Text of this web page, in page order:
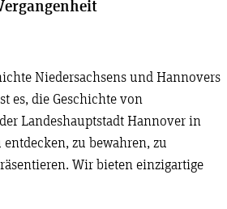
Niedersachsens und Hannovers
es, die Geschichte von
Landeshauptstadt Hannover in
entdecken, zu bewahren, zu
Wir bieten einzigartige